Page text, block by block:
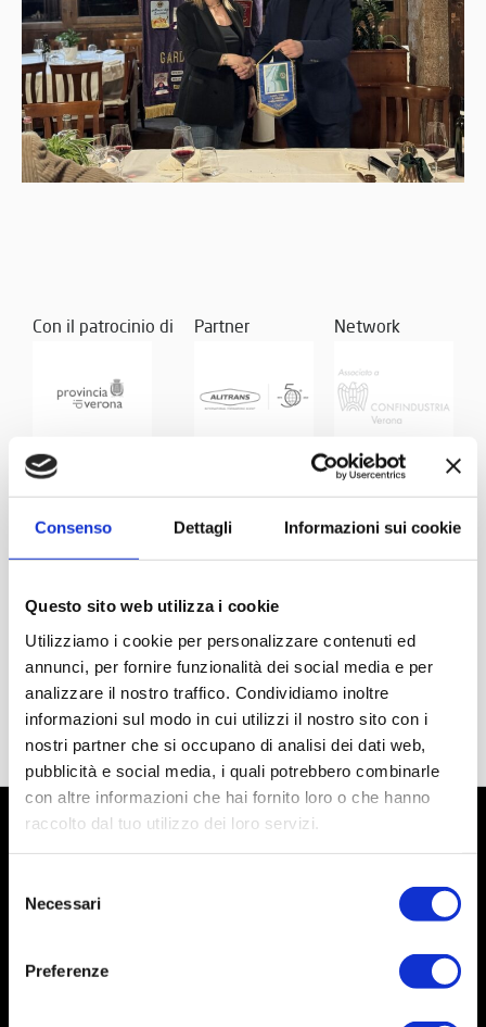
Consenso Dettagli Informazioni sui cookie
Questo sito web utilizza i cookie
Utilizziamo i cookie per personalizzare contenuti ed
annunci, per fornire funzionalità dei social media e per
analizzare il nostro traffico. Condividiamo inoltre
informazioni sul modo in cui utilizzi il nostro sito con i
nostri partner che si occupano di analisi dei dati web,
pubblicità e social media, i quali potrebbero combinarle
con altre informazioni che hai fornito loro o che hanno
raccolto dal tuo utilizzo dei loro servizi.
delNecessari
Preferenze
Con il patrocinio di Partner Network